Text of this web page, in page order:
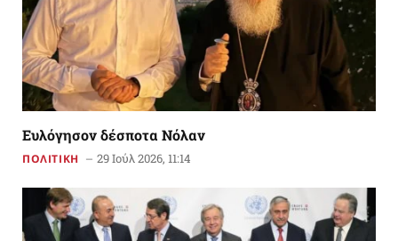
Ευλόγησον δέσποτα Νόλαν
ΠΟΛΙΤΙΚΗ 29 Ιούλ 2026, 11:14